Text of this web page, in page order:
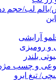
بالم لب/حجم
آرایشی
و رومیزی
بلندر
و چسب
تیغ ابرو